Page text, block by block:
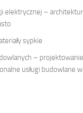
elektrycznej –
sypkie
–
usługi budowlane